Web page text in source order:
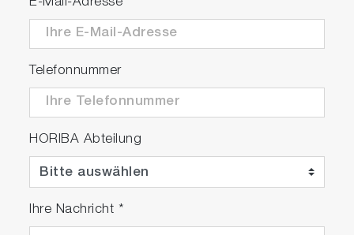
E-Mail-Adresse
Telefonnummer
HORIBA Abteilung
Ihre Nachricht *